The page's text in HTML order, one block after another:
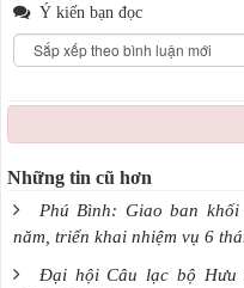
Ý kiến bạn đọc
Những tin cũ hơn
Phú Bình: Giao ban
năm, triển khai nhiệm vụ 6
Đại hội Câu lạc bộ Hưu